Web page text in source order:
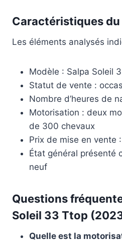
Caractéristiques
Les éléments analysés
Modèle : Salpa Soleil
Statut de vente :
Nombre d’heures de
Motorisation : deux
de 300 chevaux
Prix de mise en vente
État général présenté
neuf
Questions
Soleil 33 Ttop
Quelle est la